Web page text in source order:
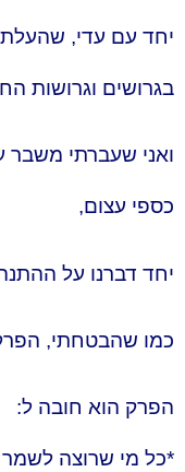
יחד עם עדי,
בגרושים וגרושות
כספי עצום,
יחד דברנו על
כמו שהבטחתי,
הפרק הוא חובה ל:
*כל מי שרוצה לשמר